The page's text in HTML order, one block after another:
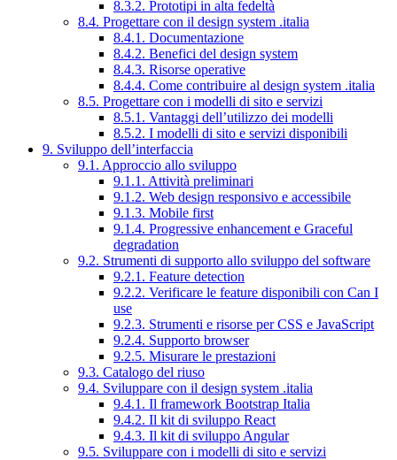
8.3.2. Prototipi in alta fedeltà
8.4. Progettare con il design system .italia
8.4.1. Documentazione
8.4.2. Benefici del design system
8.4.3. Risorse operative
8.4.4. Come contribuire al design system .italia
8.5. Progettare con i modelli di sito e servizi
8.5.1. Vantaggi dell’utilizzo dei modelli
8.5.2. I modelli di sito e servizi disponibili
9. Sviluppo dell’interfaccia
9.1. Approccio allo sviluppo
9.1.1. Attività preliminari
9.1.2. Web design responsivo e accessibile
9.1.3. Mobile first
9.1.4. Progressive enhancement e Graceful
degradation
9.2. Strumenti di supporto allo sviluppo del software
9.2.1. Feature detection
9.2.2. Verificare le feature disponibili con Can I
use
9.2.3. Strumenti e risorse per CSS e JavaScript
9.2.4. Supporto browser
9.2.5. Misurare le prestazioni
9.3. Catalogo del riuso
9.4. Sviluppare con il design system .italia
9.4.1. Il framework Bootstrap Italia
9.4.2. Il kit di sviluppo React
9.4.3. Il kit di sviluppo Angular
9.5. Sviluppare con i modelli di sito e servizi